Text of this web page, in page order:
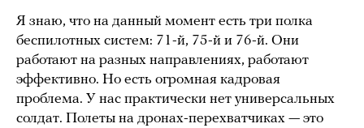
Я знаю, что на данный момент есть три полка
беспилотных систем: 71-й, 75-й и 76-й. Они
работают на разных направлениях, работают
эффективно. Но есть огромная кадровая
проблема. У нас практически нет универсальных
солдат. Полеты на дронах-перехватчиках — это